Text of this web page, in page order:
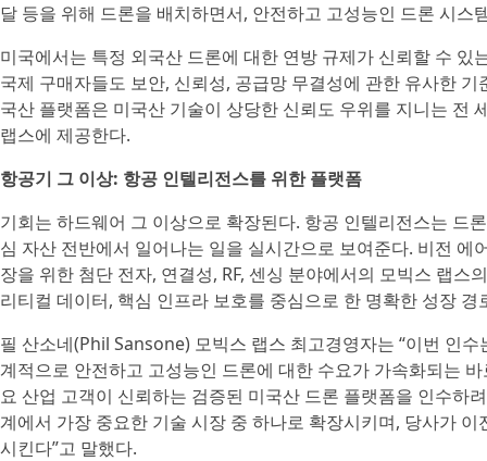
달 등을 위해 드론을 배치하면서, 안전하고 고성능인 드론 시스
미국에서는 특정 외국산 드론에 대한 연방 규제가 신뢰할 수
국제 구매자들도 보안, 신뢰성, 공급망 무결성에 관한 유사한
국산 플랫폼은 미국산 기술이 상당한 신뢰도 우위를 지니는 전
랩스에 제공한다.
항공기 그 이상: 항공 인텔리전스를 위한 플랫폼
기회는 하드웨어 그 이상으로 확장된다. 항공 인텔리전스는 드
심 자산 전반에서 일어나는 일을 실시간으로 보여준다. 비전
장을 위한 첨단 전자, 연결성, RF, 센싱 분야에서의 모빅스 랩스
리티컬 데이터, 핵심 인프라 보호를 중심으로 한 명확한 성장 경
필 산소네(Phil Sansone) 모빅스 랩스 최고경영자는 “이번 인
계적으로 안전하고 고성능인 드론에 대한 수요가 가속화되는
요 산업 고객이 신뢰하는 검증된 미국산 드론 플랫폼을 인수하
계에서 가장 중요한 기술 시장 중 하나로 확장시키며, 당사가
시킨다”고 말했다.